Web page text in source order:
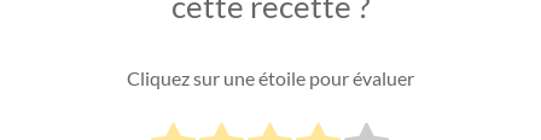
Cliquez sur une étoile pour évaluer